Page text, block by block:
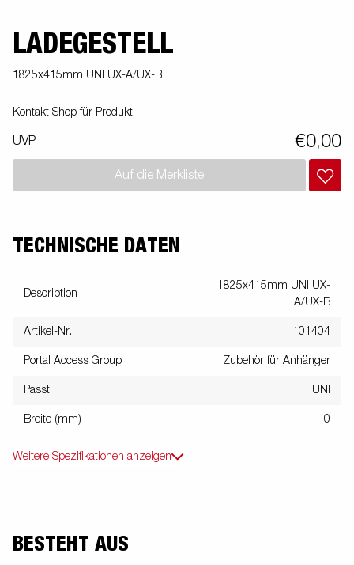
LADEGESTELL
1825x415mm UNI UX-A/UX-B
Kontakt Shop für Produkt
UVP €0,00
Auf die Merkliste
TECHNISCHE DATEN
Description
1825x415mm UNI UX-
A/UX-B
Artikel-Nr. 101404
Portal Access Group Zubehör für Anhänger
Passt UNI
Breite (mm) 0
Weitere Spezifikationen anzeigen
BESTEHT AUS